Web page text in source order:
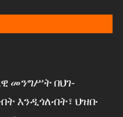
መንግሥት በህገ-
እንዲጎለብት፣ ህዝቡ